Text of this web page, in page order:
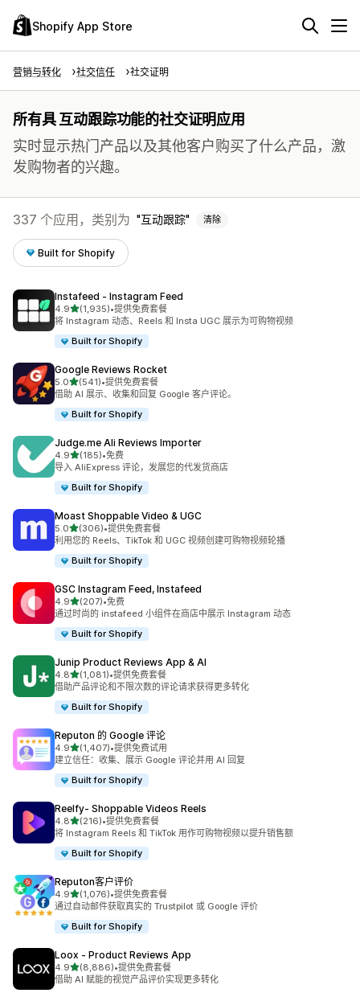
Shopify App Store
营销与转化 社交信任 社交证明
所有具 互动跟踪功能的社交证明应用
实时显示热门产品以及其他客户购买了什么产品，激
发购物者的兴趣。
337 个应用，类别为 互动跟踪 清除
Built for Shopify
Instafeed ‑ Instagram Feed
4.9星（满分 5 星）
(1,935)
总共 1935 条评论
•提供免费套餐
将 Instagram 动态、Reels 和 Insta UGC 展示为可购物视频
Built for Shopify
Google Reviews Rocket
5.0星（满分 5 星）
(541)
总共 541 条评论
•提供免费套餐
借助 AI 展示、收集和回复 Google 客户评论。
Built for Shopify
Judge.me Ali Reviews Importer
4.9星（满分 5 星）
(185)
总共 185 条评论
•免费
导入 AliExpress 评论，发展您的代发货商店
Built for Shopify
Moast Shoppable Video & UGC
5.0星（满分 5 星）
(306)
总共 306 条评论
•提供免费套餐
利用您的 Reels、TikTok 和 UGC 视频创建可购物视频轮播
Built for Shopify
GSC Instagram Feed, Instafeed
4.9星（满分 5 星）
(207)
总共 207 条评论
•免费
通过时尚的 instafeed 小组件在商店中展示 Instagram 动态
Built for Shopify
Junip Product Reviews App & AI
4.8星（满分 5 星）
(1,081)
总共 1081 条评论
•提供免费套餐
借助产品评论和不限次数的评论请求获得更多转化
Built for Shopify
Reputon 的 Google 评论
4.9星（满分 5 星）
(1,407)
总共 1407 条评论
•提供免费试用
建立信任：收集、展示 Google 评论并用 AI 回复
Built for Shopify
Reelfy‑ Shoppable Videos Reels
4.8星（满分 5 星）
(216)
总共 216 条评论
•提供免费套餐
将 Instagram Reels 和 TikTok 用作可购物视频以提升销售额
Built for Shopify
Reputon客户评价
4.9星（满分 5 星）
(1,076)
总共 1076 条评论
•提供免费套餐
通过自动邮件获取真实的 Trustpilot 或 Google 评价
Built for Shopify
Loox ‑ Product Reviews App
4.9星（满分 5 星）
(8,886)
总共 8886 条评论
•提供免费套餐
借助 AI 赋能的视觉产品评价实现更多转化